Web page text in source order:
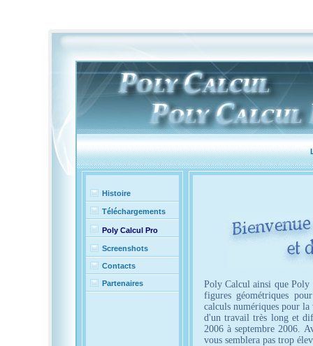
Histoire
Téléchargements
Poly Calcul Pro
Screenshots
Contacts
Partenaires
Poly Calcul ainsi que Poly
figures géométriques
calculs numériques pour
d'un travail très long et
2006 à septembre 2006.
vous semblera pas trop